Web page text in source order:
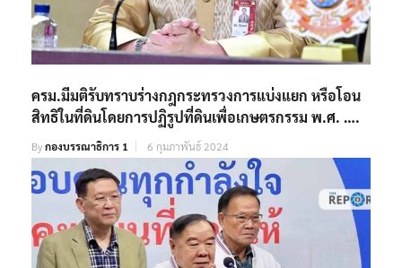
ครม.มีมติรับทราบร่างกฎกระทรวงการแบ่งแยก หรือโอน
สิทธิในที่ดินโดยการปฏิรูปที่ดินเพื่อเกษตรกรรม พ.ศ. ….
Byกองบรรณาธิการ 1 6 กุมภาพันธ์ 2024